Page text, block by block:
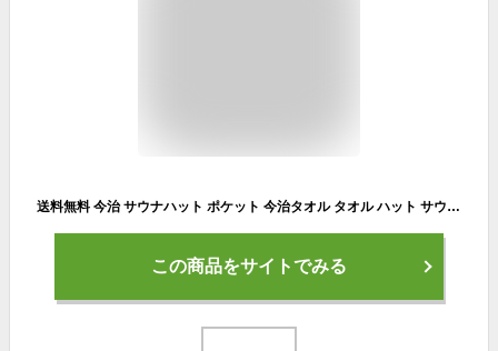
送料無料 今治 サウナハット ポケット 今治タオル タオル ハット サウナタオル サウナ帽子 タオルハット メンズ レディース バケットハット 銀イオン オーガニック ガーデニング キャンプ お風呂 ギフト お礼 御礼 内祝 母の日 父の日 コンテックス
この商品をサイトでみる